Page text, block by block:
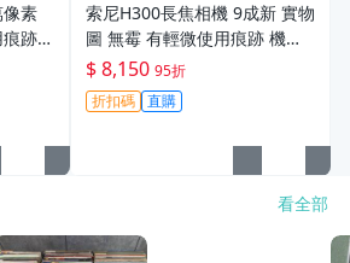
素
跡
-34
索尼H300長焦相機 9成新 實物
圖 無霉 有輕微使用痕跡 機身
鏡頭原裝 無拆修無翻新-3430
$ 8,150 95折
折扣碼 直購
看全部